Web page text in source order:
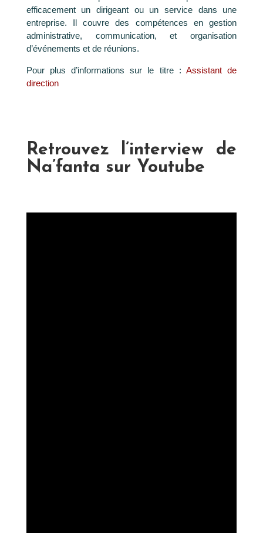
efficacement un dirigeant ou un service dans une
entreprise. Il couvre des compétences en gestion
administrative, communication, et organisation
d’événements et de réunions.
Pour plus d’informations sur le titre :Assistant de
direction
Retrouvez l’interview de
Na’fanta sur Youtube